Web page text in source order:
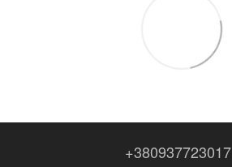
+380937723017